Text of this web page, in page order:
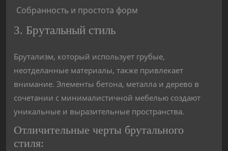
Собранность и простота форм
3. Брутальный стиль
Брутализм, который использует грубые,
неотделанные материалы, также привлекает
внимание. Элементы бетона, металла и дерево в
сочетании с минималистичной мебелью создают
уникальные и выразительные пространства.
Отличительные черты брутального
стиля: